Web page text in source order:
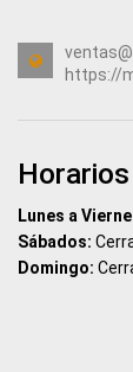
https://
Lunes a
Sábados:
Domingo: